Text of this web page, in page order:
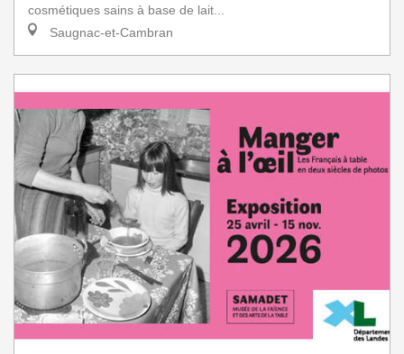
cosmétiques sains à base de lait...
Saugnac-et-Cambran